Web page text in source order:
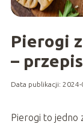
Pierogi
– przepis
Data publikacji: 2024-
Pierogi to jedno